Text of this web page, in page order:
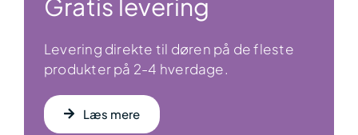
Gratis levering
Levering direkte til døren på de fleste
produkter på 2-4 hverdage.
Læs mere